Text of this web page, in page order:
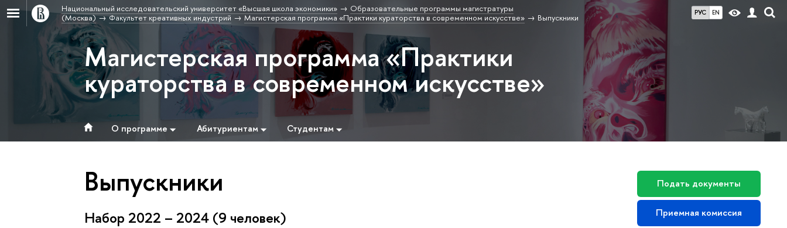
РУС EN
Национальный исследовательский университет «Высшая школа экономики»
Образовательные программы магистратуры
(Москва)
Факультет креативных индустрий Магистерская программа «Практики кураторства в современном искусстве» Выпускники
Магистерская программа «Практики
кураторства в современном искусстве»
О программе Абитуриентам Студентам
Подать документы
Приемная комиссия
Выпускники
Набор 2022 – 2024 (9 человек)